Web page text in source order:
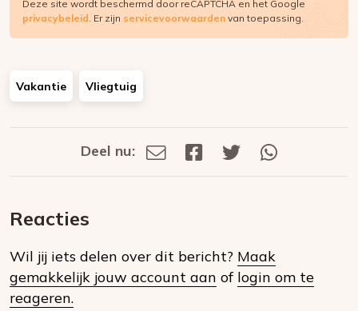
Deze site wordt beschermd door reCAPTCHA en het Google
privacybeleid. Er zijn servicevoorwaarden van toepassing.
Vakantie Vliegtuig
Deel
social
Deel nu:
Deel
Deel
Deel
Reacties
Wil jij iets delen over dit bericht? Maak
gemakkelijk jouw account aan of login om te
reageren.